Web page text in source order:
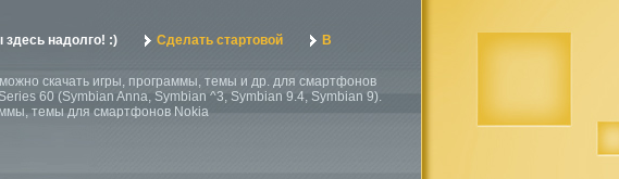
здесь надолго! :) Сделать стартовой
В
скачать игры, программы, темы и др. для смартфонов
60 (Symbian Anna, Symbian ^3, Symbian 9.4, Symbian 9).
темы для смартфонов Nokia